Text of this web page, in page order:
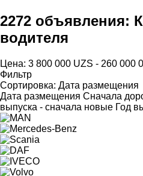
2272 объявления:
водителя
Цена: 3 800 000 UZS - 260 000
Фильтр
Сортировка: Дата размещения
Дата размещения Сначала
выпуска - сначала новые Год